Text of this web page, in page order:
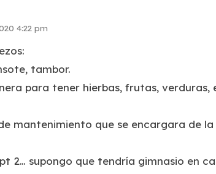
4:22 pm
tambor.
para tener hierbas, frutas, verduras,
mantenimiento que se encargara de
2… supongo que tendría gimnasio en